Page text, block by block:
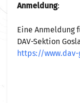
Anmeldung:
Eine Anmeldung
DAV-Sektion
https://